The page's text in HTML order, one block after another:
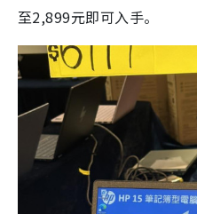
至2,899元即可入手。